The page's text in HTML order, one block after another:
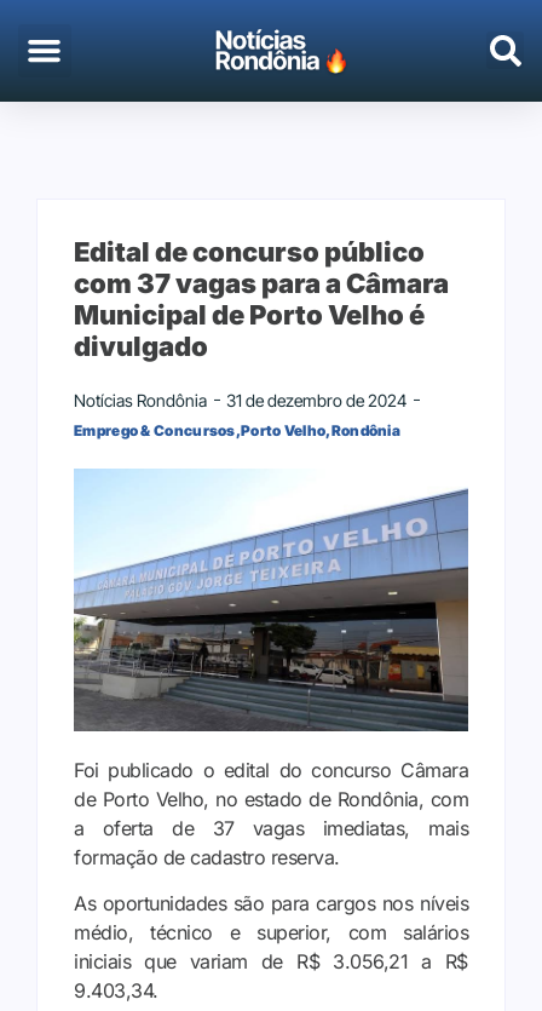
Edital de concurso público
com 37 vagas para a Câmara
Municipal de Porto Velho é
divulgado
Notícias Rondônia 31 de dezembro de 2024
Emprego & Concursos,Porto Velho,Rondônia
Foi publicado o edital do concurso Câmara
de Porto Velho, no estado de Rondônia, com
a oferta de 37 vagas imediatas, mais
formação de cadastro reserva.
As oportunidades são para cargos nos níveis
médio, técnico e superior, com salários
iniciais que variam de R$ 3.056,21 a R$
9.403,34.